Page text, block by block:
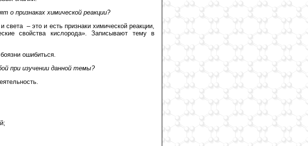
о признаках химической реакции?
– это и есть признаки химической реакции,
свойства кислорода». Записывают тему в
ошибиться.
при изучении данной темы?